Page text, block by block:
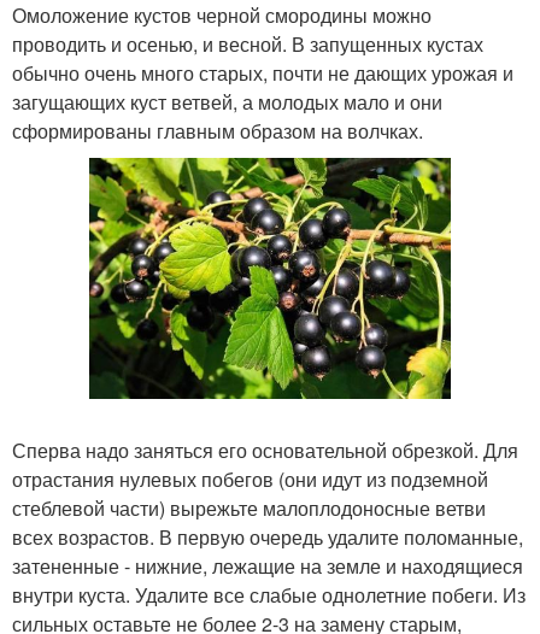
Омоложение кустов черной смородины можно
проводить и осенью, и весной. В запущенных кустах
обычно очень много старых, почти не дающих урожая и
загущающих куст ветвей, а молодых мало и они
сформированы главным образом на волчках.
Сперва надо заняться его основательной обрезкой. Для
отрастания нулевых побегов (они идут из подземной
стеблевой части) вырежьте малоплодоносные ветви
всех возрастов. В первую очередь удалите поломанные,
затененные - нижние, лежащие на земле и находящиеся
внутри куста. Удалите все слабые однолетние побеги. Из
сильных оставьте не более 2-3 на замену старым,